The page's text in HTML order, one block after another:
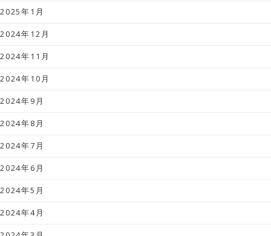
2025年1月
2024年12月
2024年11月
2024年10月
2024年9月
2024年8月
2024年7月
2024年6月
2024年5月
2024年4月